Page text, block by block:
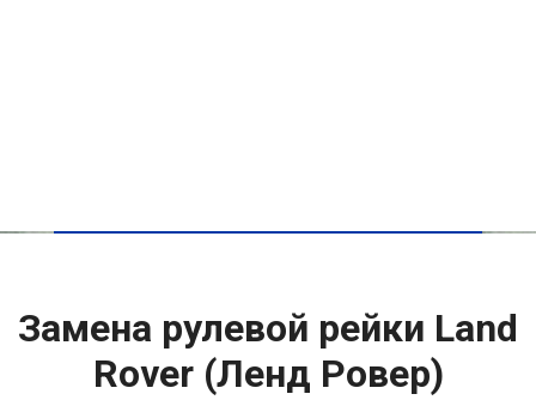
Замена рулевой рейки Land
Rover (Ленд Ровер)